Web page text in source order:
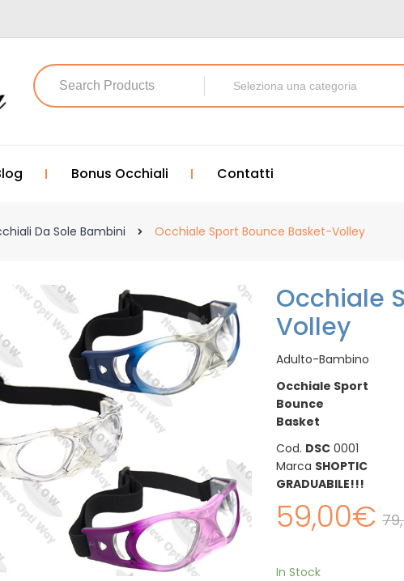
Bonus Occhiali Contatti
Da Sole Bambini Occhiale Sport Bounce Basket-Volley
Occhiale
Volley
Adulto-Bambino
Occhiale Sport
Bounce
Basket
Cod. DSC 0001
Marca SHOPTIC
GRADUABILE!!!
59,00€
In Stock